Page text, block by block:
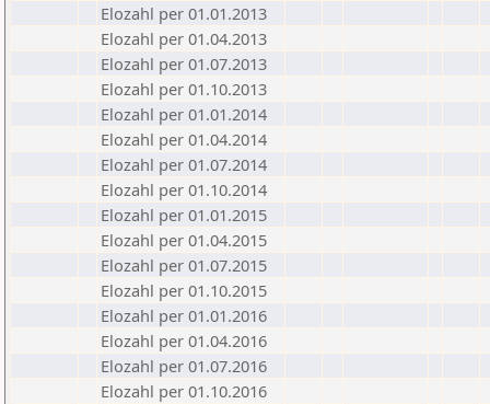
Elozahl per 01.01.2013
Elozahl per 01.04.2013
Elozahl per 01.07.2013
Elozahl per 01.10.2013
Elozahl per 01.01.2014
Elozahl per 01.04.2014
Elozahl per 01.07.2014
Elozahl per 01.10.2014
Elozahl per 01.01.2015
Elozahl per 01.04.2015
Elozahl per 01.07.2015
Elozahl per 01.10.2015
Elozahl per 01.01.2016
Elozahl per 01.04.2016
Elozahl per 01.07.2016
Elozahl per 01.10.2016